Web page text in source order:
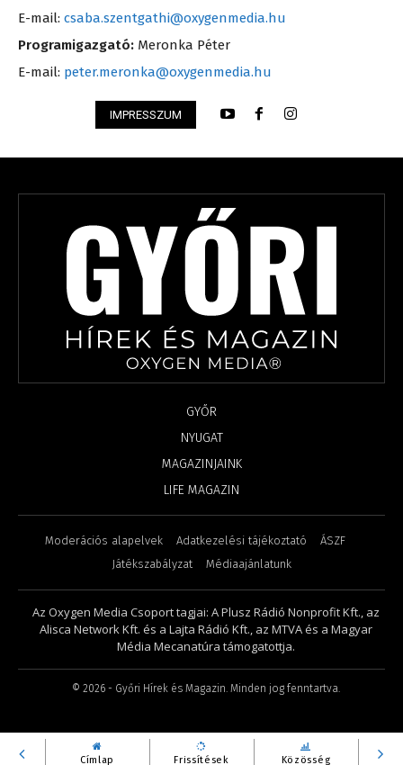
Címlap Frissítések Közösség
E-mail: csaba.szentgathi@oxygenmedia.hu
Programigazgató: Meronka Péter
E-mail: peter.meronka@oxygenmedia.hu
IMPRESSZUM
GYŐR
NYUGAT
MAGAZINJAINK
LIFE MAGAZIN
Moderációs alapelvek Adatkezelési tájékoztató
ÁSZF
Játékszabályzat
Médiaajánlatunk
Az Oxygen Media Csoport tagjai: A Plusz Rádió Nonprofit Kft., az
Alisca Network Kft. és a Lajta Rádió Kft., az MTVA és a Magyar
Média Mecanatúra támogatottja.
© 2026 - Győri Hírek és Magazin. Minden jog fenntartva.